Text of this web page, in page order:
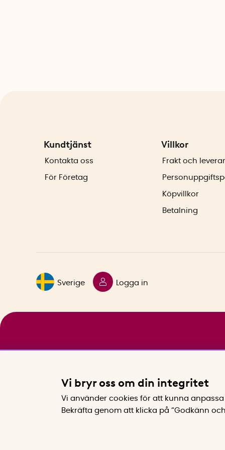
Kundtjänst
Kontakta oss
För Företag
Villkor
Frakt och
Köpvillkor
Betalning
Sverige Logga in
Vi bryr oss om din integritet
Vi använder cookies för att kunna
Bekräfta genom att klicka på “Godkänn